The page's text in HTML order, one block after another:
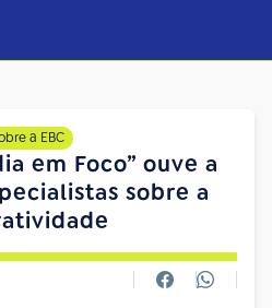
a EBC
em Foco” ouve a
sobre a